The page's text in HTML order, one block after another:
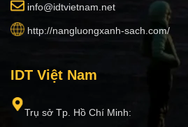
info@idtvietnam.net
http://nangluongxanh-sach.com/
IDT Việt Nam
Trụ sở Tp. Hồ Chí Minh: